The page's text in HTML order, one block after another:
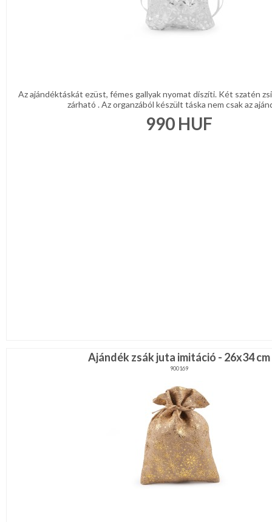
Az ajándéktáskát ezüst, fémes gallyak nyomat díszíti. Két szatén
zárható . Az organzából készült táska nem csak az
990HUF
Ajándék zsák juta imitáció - 26x34 cm
900169